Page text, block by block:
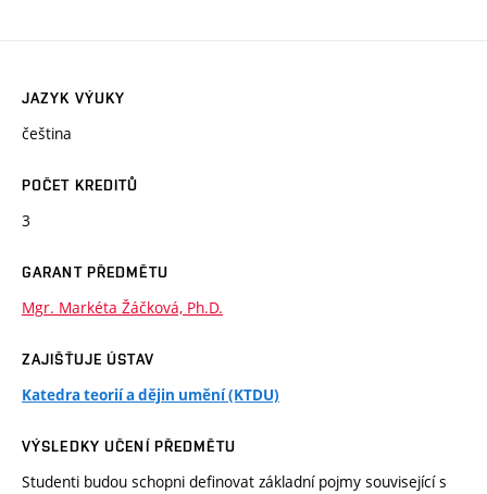
JAZYK VÝUKY
čeština
POČET KREDITŮ
3
GARANT PŘEDMĚTU
Mgr. Markéta Žáčková, Ph.D.
ZAJIŠŤUJE ÚSTAV
Katedra teorií a dějin umění (KTDU)
VÝSLEDKY UČENÍ PŘEDMĚTU
Studenti budou schopni definovat základní pojmy související s